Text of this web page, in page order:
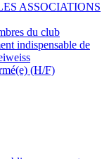
ASSOCIATIONS
du club
indispensable de
(H/F)